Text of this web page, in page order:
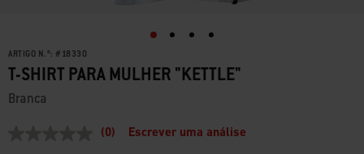
ARTIGO N.º: # 18330
T-SHIRT PARA MULHER "KETTLE"
Branca
(0) Escrever uma análise